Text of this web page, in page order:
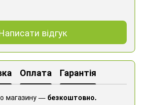
відгук
Оплата Гарантія
магазину — безкоштовно.